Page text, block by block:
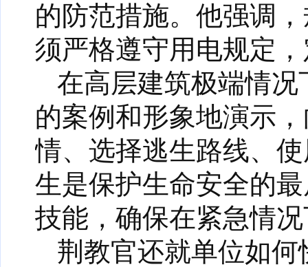
的防范措施。他强调
须严格遵守用电规定
在高层建筑极端情
的案例和形象地演示
情、选择逃生路线、
生是保护生命安全的
技能，确保在紧急情
荆教官还就单位如